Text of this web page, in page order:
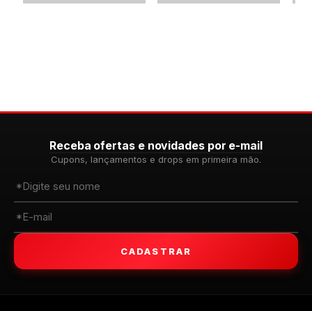
Receba ofertas e novidades por e-mail
Cupons, lançamentos e drops em primeira mão.
CADASTRAR